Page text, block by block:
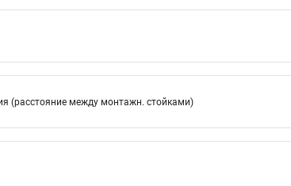
(расстояние между монтажн. стойками)